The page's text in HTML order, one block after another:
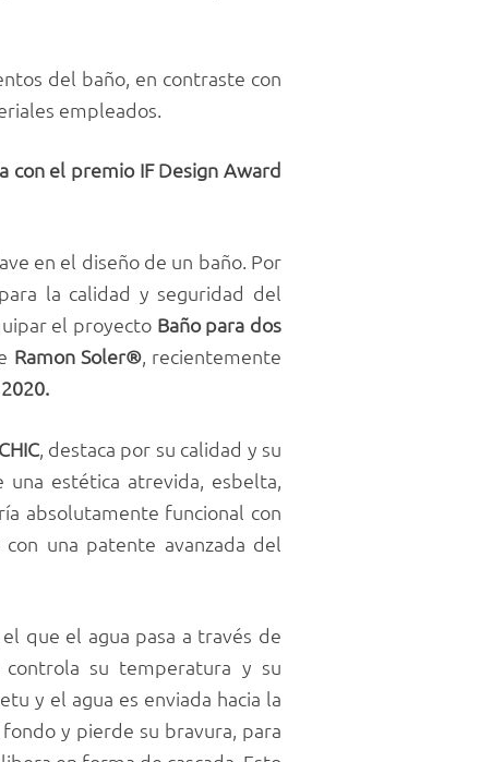
del baño, en contraste con
empleados.
con el premio IF Design Award
en el diseño de un baño. Por
la calidad y seguridad del
el proyecto Baño para dos
Ramon Soler®, recientemente
, destaca por su calidad y su
una estética atrevida, esbelta,
absolutamente funcional con
una patente avanzada del
que el agua pasa a través de
su temperatura y su
y el agua es enviada hacia la
y pierde su bravura, para